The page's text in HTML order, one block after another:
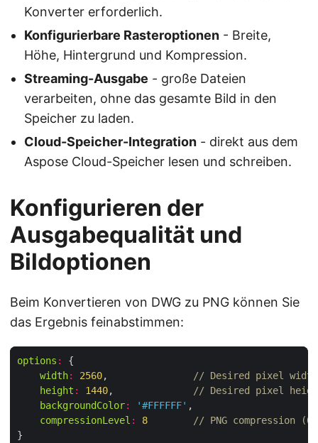
Konverter erforderlich.
Konfigurierbare Rasteroptionen - Breite,
Höhe, Hintergrund und Kompression.
Streaming-Ausgabe - große Dateien
verarbeiten, ohne das gesamte Bild in den
Speicher zu laden.
Cloud-Speicher-Integration - direkt aus dem
Aspose Cloud-Speicher lesen und schreiben.
Konfigurieren der
Ausgabequalität und
Bildoptionen
Beim Konvertieren von DWG zu PNG können Sie
das Ergebnis feinabstimmen:
options :
width: 2560,
// Desired pixel width
height : 1440,
// Desired pixel
backgroundColor: '#FFFFFF'
compressionLevel : 8
// PNG compression